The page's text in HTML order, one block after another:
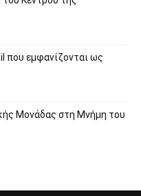
που εμφανίζονται ως
Μονάδας στη Μνήμη του